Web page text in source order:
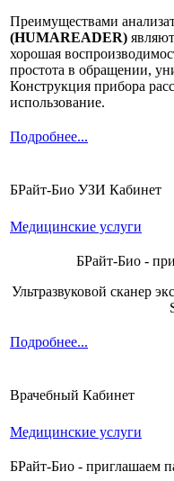
Преимуществами
(HUMAREADER)
хорошая
простота в обращении,
Конструкция прибора
использование.
Подробнее...
БРайт-Био УЗИ Кабинет
Медицинские услуги
БРайт-Био -
Ультразвуковой сканер
Подробнее...
Врачебный Кабинет
Медицинские услуги
БРайт-Био - приглашаем